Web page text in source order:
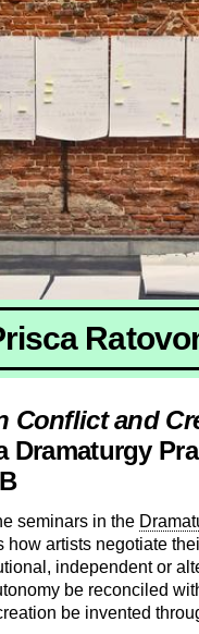
Conflict and
Dramaturgy
seminars in the
artists negotiate
independent or
be reconciled
be invented